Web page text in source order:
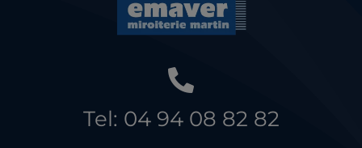
Tel: 04 94 08 82 82